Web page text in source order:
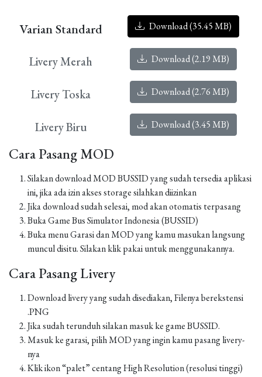
Varian Standard Download (35.45 MB)
Livery Merah Download (2.19 MB)
Livery Toska Download (2.76 MB)
Livery Biru Download (3.45 MB)
Cara Pasang MOD
Silakan download MOD BUSSID yang sudah tersedia aplikasi
ini, jika ada izin akses storage silahkan diizinkan
Jika download sudah selesai, mod akan otomatis terpasang
Buka Game Bus Simulator Indonesia (BUSSID)
Buka menu Garasi dan MOD yang kamu masukan langsung
muncul disitu. Silakan klik pakai untuk menggunakannya.
Cara Pasang Livery
Download livery yang sudah disediakan, Filenya berekstensi
.PNG
Jika sudah terunduh silakan masuk ke game BUSSID.
Masuk ke garasi, pilih MOD yang ingin kamu pasang livery-
nya
Klik ikon “palet” centang High Resolution (resolusi tinggi)